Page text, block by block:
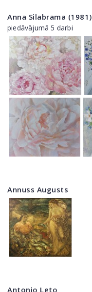
Anna Silabrama (1981)
piedāvājumā 5 darbi
Annuss Augusts
Antonio Leto